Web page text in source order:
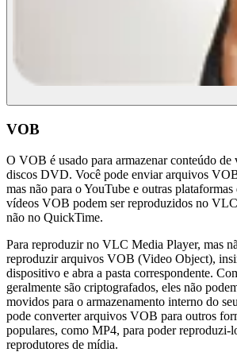
VOB
O VOB é usado para armazenar conteúdo de
discos DVD. Você pode enviar arquivos
mas não para o YouTube e outras
vídeos VOB podem ser reproduzidos no
não no QuickTime.
Para reproduzir no VLC Media Player, mas
reproduzir arquivos VOB (Video Object),
dispositivo e abra a pasta correspondente.
geralmente são criptografados, eles não
movidos para o armazenamento interno do
pode converter arquivos VOB para outros
populares, como MP4, para poder reproduzi-
reprodutores de mídia.